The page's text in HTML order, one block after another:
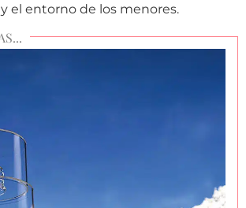
y el entorno de los menores.